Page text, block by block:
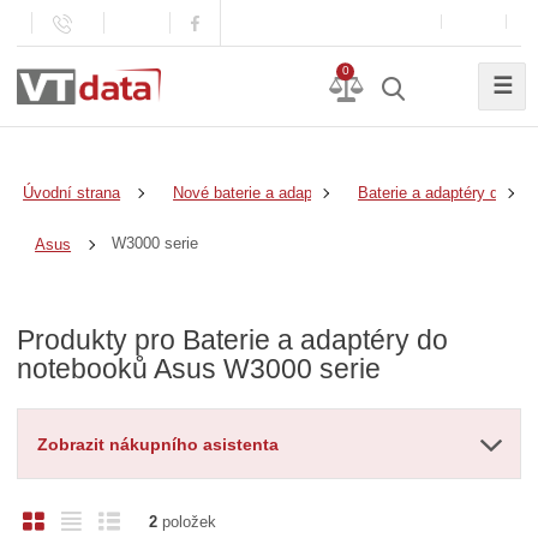
0
☰
Úvodní strana Nové baterie a adaptéry Baterie a adaptéry do
Asus W3000 serie
Produkty pro Baterie a adaptéry do
notebooků Asus W3000 serie
Zobrazit nákupního asistenta
O
Ř
2položek